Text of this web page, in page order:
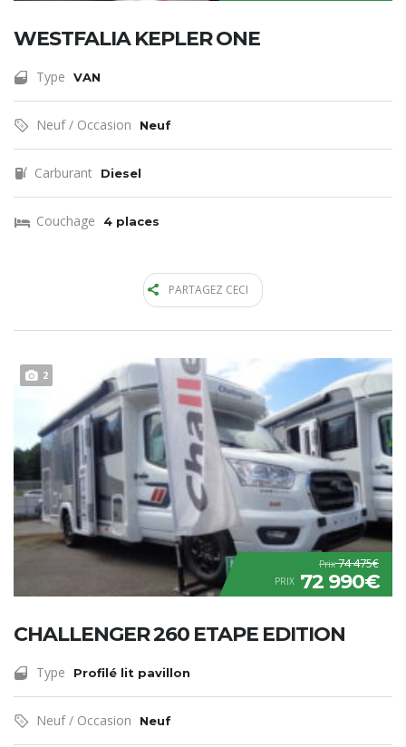
WESTFALIA KEPLER ONE
Type VAN
Neuf / Occasion Neuf
Carburant Diesel
Couchage 4 places
PARTAGEZ CECI
2
Prix74 475€
PRIX 72 990€
CHALLENGER 260 ETAPE EDITION
Type Profilé lit pavillon
Neuf / Occasion Neuf